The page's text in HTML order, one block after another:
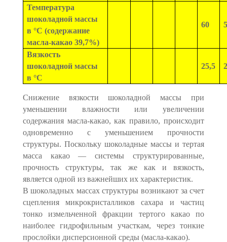
Температура
шоколадной массы
в °С (содержание
масла-какао 39,7%)
60
Вязкость
шоколадной массы
в °С
25,5
Снижение вязкости шоколадной массы при
уменьшении влажности или увеличении
содержания масла-какао, как правило, происходит
одновременно с уменьшением прочности
структуры. Поскольку шоколадные массы и тертая
масса какао — системы структурированные,
прочность структуры, так же как и вязкость,
является одной из важнейших их характеристик.
В шоколадных массах структуры возникают за счет
сцепления микрокристалликов сахара и частиц
тонко измельченной фракции тертого какао по
наиболее гидрофильным участкам, через тонкие
прослойки дисперсионной среды (масла-какао).